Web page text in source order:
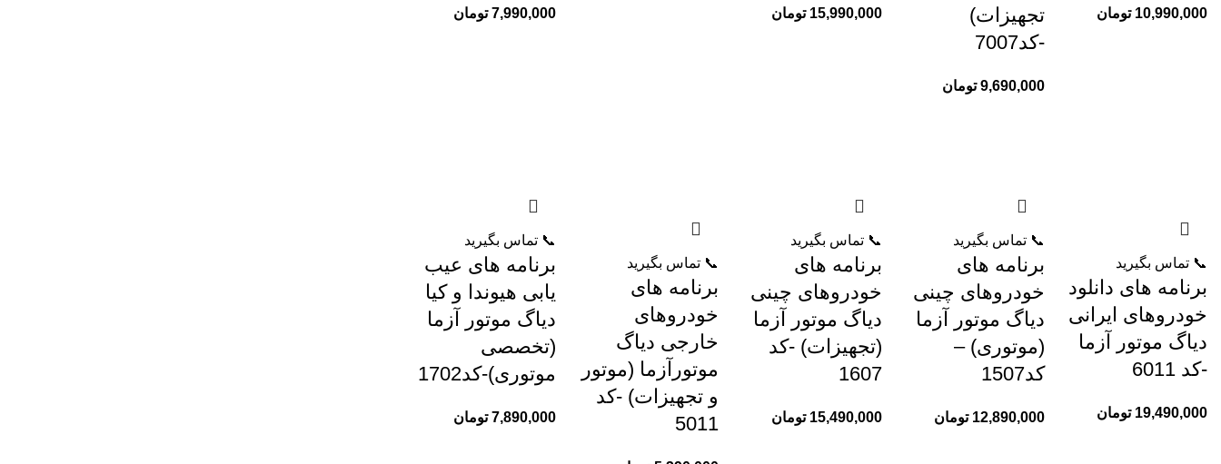
10,990,000 تومان
تجهیزات)
-کد7007
9,690,000 تومان
15,990,000 تومان 7,990,000 تومان
📞 تماس بگیرید
برنامه های دانلود
خودروهای ایرانی
دیاگ موتور آزما
-کد 6011
19,490,000 تومان
📞 تماس بگیرید
برنامه های
خودروهای چینی
دیاگ موتور آزما
(موتوری) –
کد1507
12,890,000 تومان
📞 تماس بگیرید
برنامه های
خودروهای چینی
دیاگ موتور آزما
(تجهیزات) -کد
1607
15,490,000 تومان
📞 تماس بگیرید
برنامه های
خودروهای
خارجی دیاگ
موتورآزما (موتور
و تجهیزات) -کد
5011
📞 تماس بگیرید
برنامه های عیب
یابی هیوندا و کیا
دیاگ موتور آزما
(تخصصی
موتوری)-کد1702
7,890,000 تومان